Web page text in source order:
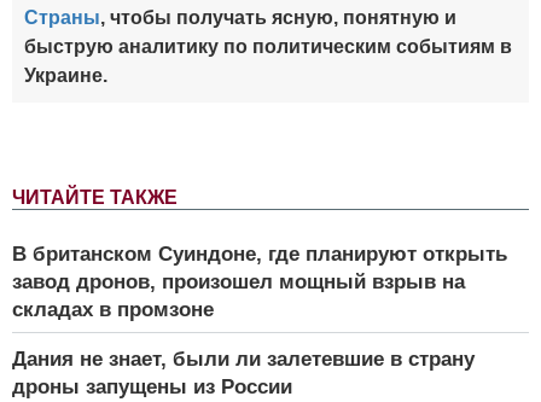
ЧИТАЙТЕ ТАКЖЕ
В британском Суиндоне, где планируют открыть
завод дронов, произошел мощный взрыв на
складах в промзоне
Дания не знает, были ли залетевшие в страну
дроны запущены из России
Страны, чтобы получать ясную, понятную и
быструю аналитику по политическим событиям в
Украине.